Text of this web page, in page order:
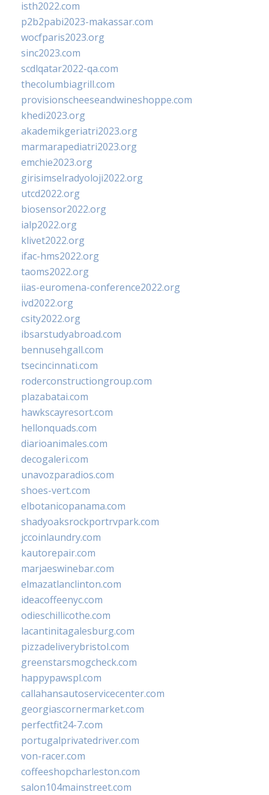
isth2022.com
p2b2pabi2023-makassar.com
wocfparis2023.org
sinc2023.com
scdlqatar2022-qa.com
thecolumbiagrill.com
provisionscheeseandwineshoppe.com
khedi2023.org
akademikgeriatri2023.org
marmarapediatri2023.org
emchie2023.org
girisimselradyoloji2022.org
utcd2022.org
biosensor2022.org
ialp2022.org
klivet2022.org
ifac-hms2022.org
taoms2022.org
iias-euromena-conference2022.org
ivd2022.org
csity2022.org
ibsarstudyabroad.com
bennusehgall.com
tsecincinnati.com
roderconstructiongroup.com
plazabatai.com
hawkscayresort.com
hellonquads.com
diarioanimales.com
decogaleri.com
unavozparadios.com
shoes-vert.com
elbotanicopanama.com
shadyoaksrockportrvpark.com
jccoinlaundry.com
kautorepair.com
marjaeswinebar.com
elmazatlanclinton.com
ideacoffeenyc.com
odieschillicothe.com
lacantinitagalesburg.com
pizzadeliverybristol.com
greenstarsmogcheck.com
happypawspl.com
callahansautoservicecenter.com
georgiascornermarket.com
perfectfit24-7.com
portugalprivatedriver.com
von-racer.com
coffeeshopcharleston.com
salon104mainstreet.com